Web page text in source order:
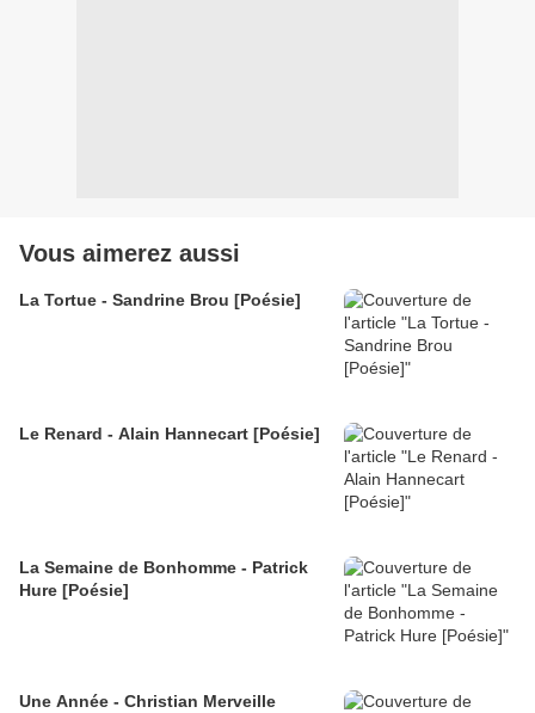
Vous aimerez aussi
La Tortue - Sandrine Brou [Poésie]
Le Renard - Alain Hannecart [Poésie]
La Semaine de Bonhomme - Patrick
Hure [Poésie]
Une Année - Christian Merveille